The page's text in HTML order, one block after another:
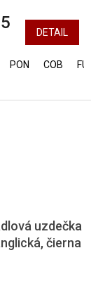
DETAIL
PON COB FULL
uzdečka
čierna